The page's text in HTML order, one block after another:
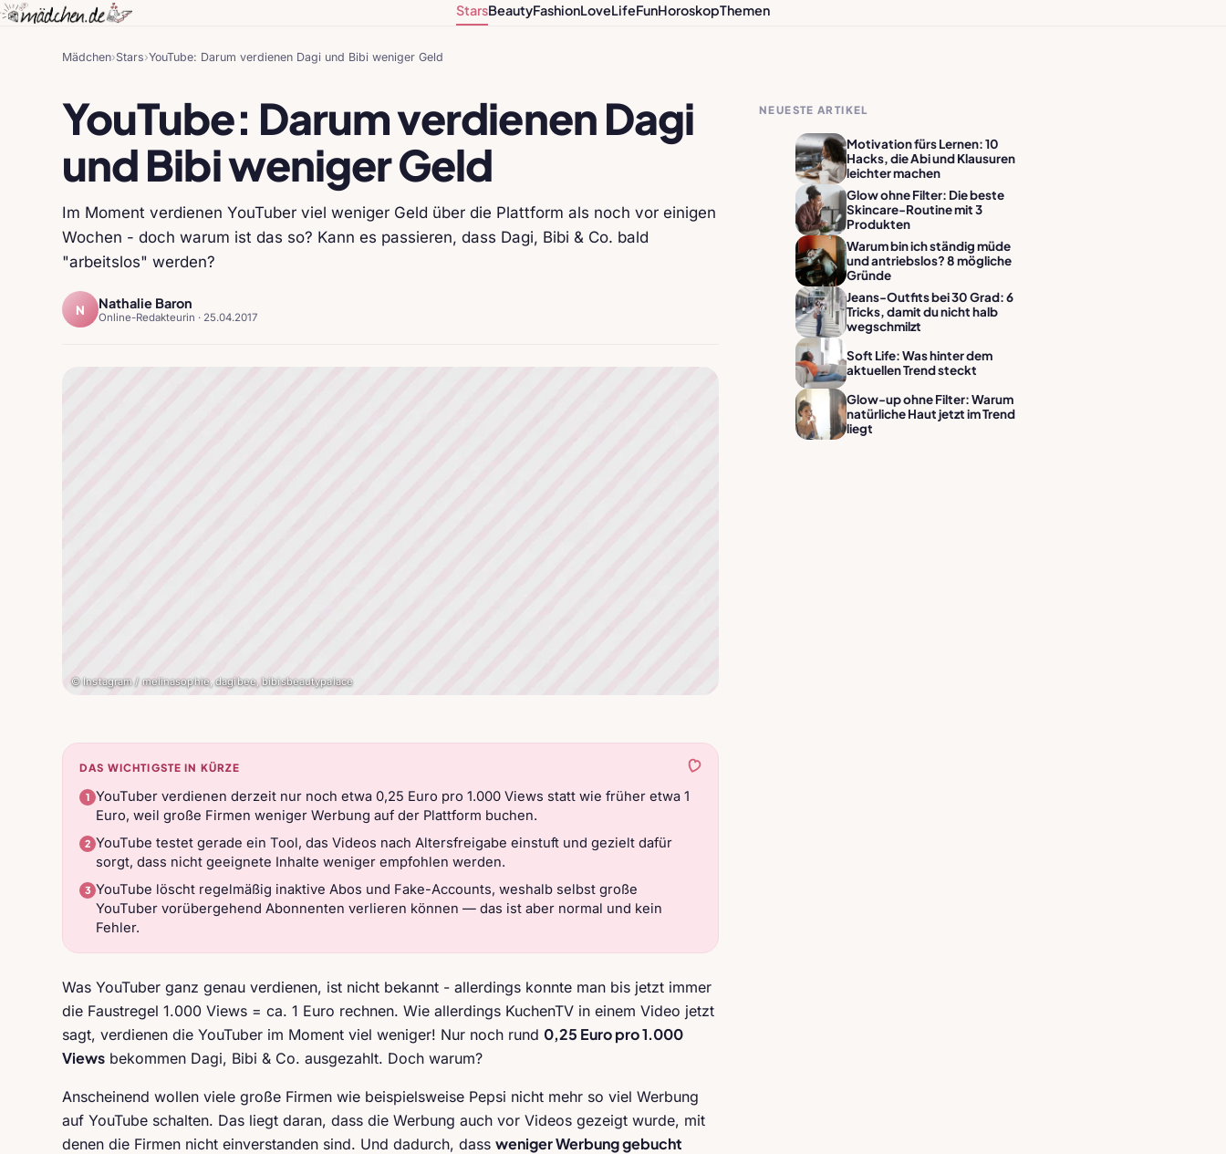
StarsBeautyFashionLoveLifeFunHoroskopThemen
Mädchen›Stars›YouTube: Darum verdienen Dagi und Bibi weniger Geld
YouTube: Darum verdienen Dagi
und Bibi weniger Geld
Im Moment verdienen YouTuber viel weniger Geld über die Plattform als noch vor einigen
Wochen - doch warum ist das so? Kann es passieren, dass Dagi, Bibi & Co. bald
"arbeitslos" werden?
N Nathalie Baron
Online-Redakteurin · 25.04.2017
© Instagram / melinasophie, dagibee, bibisbeautypalace
DAS WICHTIGSTE IN KÜRZE
YouTuber verdienen derzeit nur noch etwa 0,25 Euro pro 1.000 Views statt wie früher etwa 1
Euro, weil große Firmen weniger Werbung auf der Plattform buchen.
YouTube testet gerade ein Tool, das Videos nach Altersfreigabe einstuft und gezielt dafür
sorgt, dass nicht geeignete Inhalte weniger empfohlen werden.
YouTube löscht regelmäßig inaktive Abos und Fake-Accounts, weshalb selbst große
YouTuber vorübergehend Abonnenten verlieren können — das ist aber normal und kein
Fehler.
Was YouTuber ganz genau verdienen, ist nicht bekannt - allerdings konnte man bis jetzt immer
die Faustregel 1.000 Views = ca. 1 Euro rechnen. Wie allerdings KuchenTV in einem Video jetzt
sagt, verdienen die YouTuber im Moment viel weniger! Nur noch rund 0,25 Euro pro 1.000
Views bekommen Dagi, Bibi & Co. ausgezahlt. Doch warum?
Anscheinend wollen viele große Firmen wie beispielsweise Pepsi nicht mehr so viel Werbung
auf YouTube schalten. Das liegt daran, dass die Werbung auch vor Videos gezeigt wurde, mit
denen die Firmen nicht einverstanden sind. Und dadurch, dass weniger Werbung gebucht
NEUESTE ARTIKEL
Motivation fürs Lernen: 10
Hacks, die Abi und Klausuren
leichter machen
Glow ohne Filter: Die beste
Skincare-Routine mit 3
Produkten
Warum bin ich ständig müde
und antriebslos? 8 mögliche
Gründe
Jeans-Outfits bei 30 Grad: 6
Tricks, damit du nicht halb
wegschmilzt
Soft Life: Was hinter dem
aktuellen Trend steckt
Glow-up ohne Filter: Warum
natürliche Haut jetzt im Trend
liegt